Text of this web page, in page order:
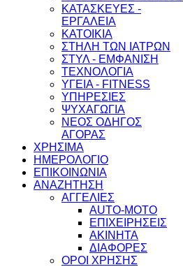
ΚΑΤΑΣΚΕΥΕΣ -
ΕΡΓΑΛΕΙΑ
ΚΑΤΟΙΚΙΑ
ΣΤΗΛΗ ΤΩΝ ΙΑΤΡΩΝ
ΣΤΥΛ - ΕΜΦΑΝΙΣΗ
ΤΕΧΝΟΛΟΓΙΑ
ΥΓΕΙΑ - FITNESS
ΥΠΗΡΕΣΙΕΣ
ΨΥΧΑΓΩΓΙΑ
ΝΕΟΣ ΟΔΗΓΟΣ
ΑΓΟΡΑΣ
ΧΡΗΣΙΜΑ
ΗΜΕΡΟΛΟΓΙΟ
ΕΠΙΚΟΙΝΩΝΙΑ
ΑΝΑΖΗΤΗΣΗ
ΑΓΓΕΛΙΕΣ
AUTO-MOTO
ΕΠΙΧΕΙΡΗΣΕΙΣ
ΑΚΙΝΗΤΑ
ΔΙΑΦΟΡΕΣ
ΟΡΟΙ ΧΡΗΣΗΣ